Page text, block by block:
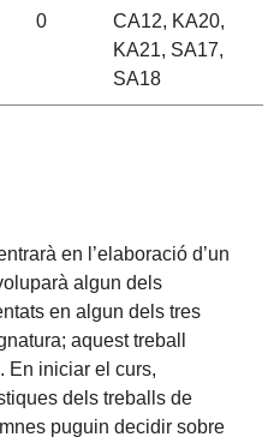
0
CA12, KA20,
KA21, SA17,
SA18
en l’elaboració d’un
algun dels
en algun dels tres
aquest treball
En iniciar el curs,
dels treballs de
puguin decidir sobre